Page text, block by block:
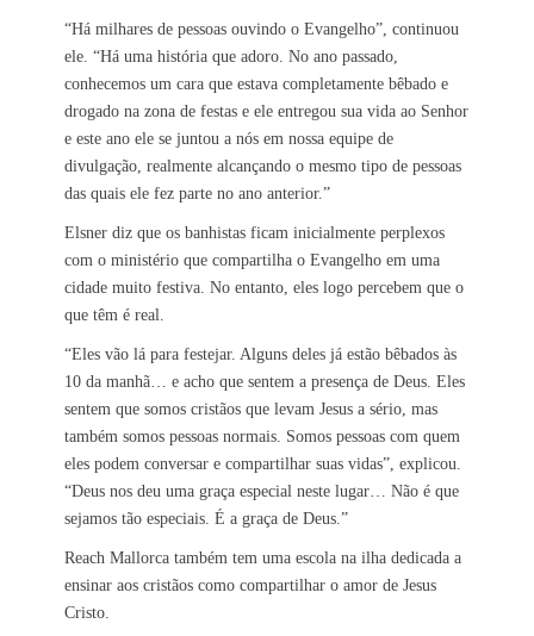
“Há milhares de pessoas ouvindo o Evangelho”, continuou
ele. “Há uma história que adoro. No ano passado,
conhecemos um cara que estava completamente bêbado e
drogado na zona de festas e ele entregou sua vida ao Senhor
e este ano ele se juntou a nós em nossa equipe de
divulgação, realmente alcançando o mesmo tipo de pessoas
das quais ele fez parte no ano anterior.”
Elsner diz que os banhistas ficam inicialmente perplexos
com o ministério que compartilha o Evangelho em uma
cidade muito festiva. No entanto, eles logo percebem que o
que têm é real.
“Eles vão lá para festejar. Alguns deles já estão bêbados às
10 da manhã… e acho que sentem a presença de Deus. Eles
sentem que somos cristãos que levam Jesus a sério, mas
também somos pessoas normais. Somos pessoas com quem
eles podem conversar e compartilhar suas vidas”, explicou.
“Deus nos deu uma graça especial neste lugar… Não é que
sejamos tão especiais. É a graça de Deus.”
Reach Mallorca também tem uma escola na ilha dedicada a
ensinar aos cristãos como compartilhar o amor de Jesus
Cristo.